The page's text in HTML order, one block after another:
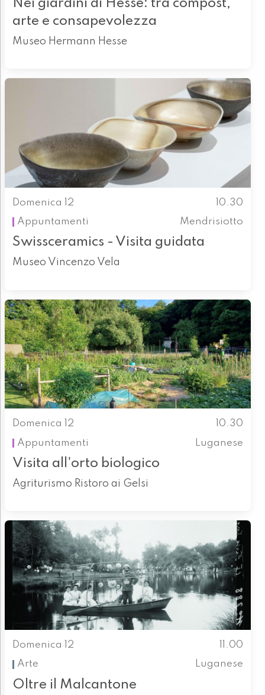
Nei giardini di Hesse: tra compost,
arte e consapevolezza
Museo Hermann Hesse
Domenica 12
10.30
Appuntamenti
Mendrisiotto
Swissceramics - Visita guidata
Museo Vincenzo Vela
Domenica 12
10.30
Appuntamenti
Luganese
Visita all'orto biologico
Agriturismo Ristoro ai Gelsi
Domenica 12
11.00
Arte
Luganese
Oltre il Malcantone